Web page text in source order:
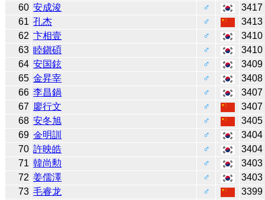
60 安成浚 ♂
3417
61 孔杰 ♂
3413
62 卞相壹 ♂
3410
63 睦鎭碩 ♂
3410
64 安国鉉 ♂
3409
65 金昇宰 ♂
3408
66 李昌鍋 ♂
3407
67
廖行文 ♂
3407
68 安冬旭 ♂
3405
69 金明訓 ♂
3404
70 許映皓 ♂
3404
71 韓尚勲 ♂
3403
72 姜儒澤 ♂
3403
73 毛睿龙 ♂
3399